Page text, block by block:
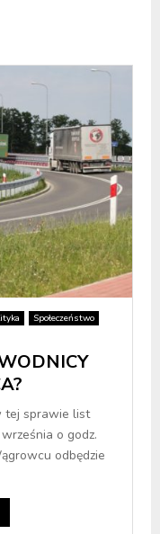
Społeczeństwo
tej sprawie list
o godz.
odbędzie